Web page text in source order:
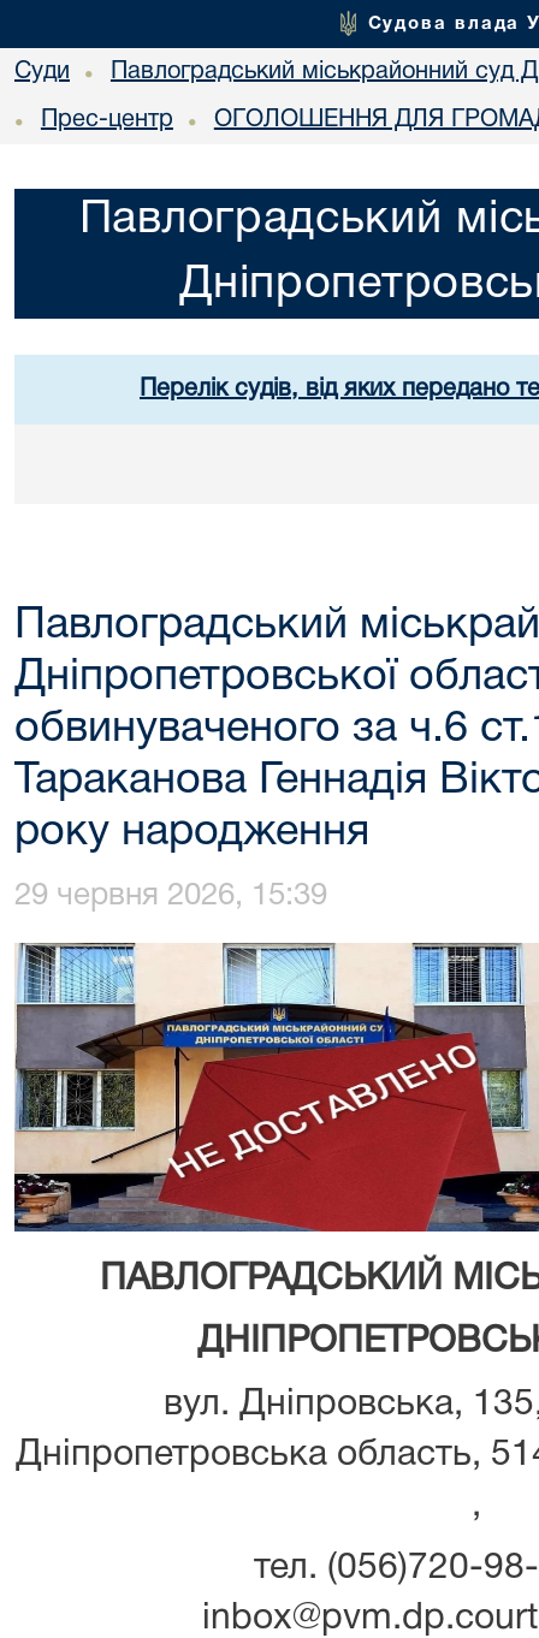
Судова влада
Суди • Павлоградський міськрайонний суд
• Прес-центр • ОГОЛОШЕННЯ ДЛЯ
Павлоградський
Перелік судів, від яких передано
Павлоградський
Дніпропетровської
обвинуваченого за ч.6
Тараканова Геннадія
року народження
29 червня 2026, 15:39
ПАВЛОГРАДСЬКИЙ
вул. Дніпровська,
Дніпропетровська область,
,
тел. (056)720-